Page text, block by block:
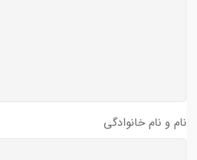
نام و نام خانوادگی